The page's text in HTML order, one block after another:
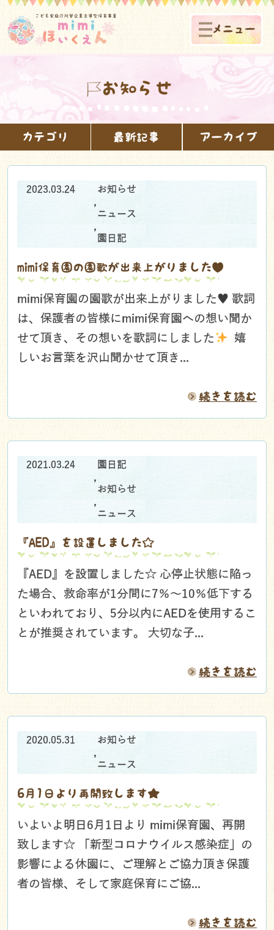
メニュー
お知らせ
カテゴリ 最新記事 アーカイブ
2023.03.24 お知らせ
,
ニュース
,
園日記
mimi保育園の園歌が出来上がりました♥️
mimi保育園の園歌が出来上がりました♥️ 歌詞
は、保護者の皆様にmimi保育園への想い聞か
せて頂き、その想いを歌詞にしました
嬉
しいお言葉を沢山聞かせて頂き...
続きを読む
2021.03.24 園日記
,
お知らせ
,
ニュース
『AED』を設置しました☆
『AED』を設置しました☆ 心停止状態に陥っ
た場合、救命率が1分間に7％～10％低下する
といわれており、5分以内にAEDを使用するこ
とが推奨されています。 大切な子...
続きを読む
2020.05.31 お知らせ
,
ニュース
6月1日より再開致します★
いよいよ明日6月1日より mimi保育園、再開
致します☆ 「新型コロナウイルス感染症」の
影響による休園に、ご理解とご協力頂き保護
者の皆様、そして家庭保育にご協...
続きを読む